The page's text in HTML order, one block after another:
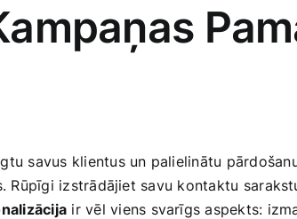
savus klientus un ‌palielinātu
Rūpīgi izstrādājiet savu kontaktu⁢
ir vēl‍ viens svarīgs aspekts: